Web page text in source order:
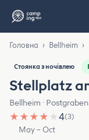
Головна › Bellheim ›
Стоянка з ночівлею
Stellplatz
Bellheim ·
★ ★ ★ ★ ★4(3)
May – Oct